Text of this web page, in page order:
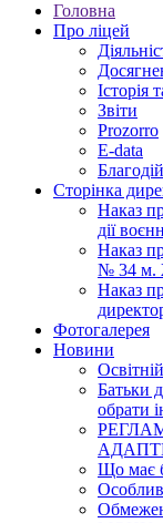
Головна
Про ліцей
Історія
Звіти
Prozorro
E-data
Сторінка
Наказ
дії
Наказ
№ 34 м.
Наказ
Фотогалерея
Новини
Батьки
обрати
Що має